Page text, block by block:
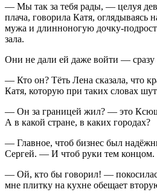
— Мы так за тебя рады, — целуя
плача, говорила Катя, оглядываясь
мужа и длинноногую дочку-подрост
зала.
Они не дали ей даже войти —
— Кто он? Тёть Лена сказала, что
Катя, которую при таких словах
— Он за границей жил? — это
А в какой стране, в каких городах?
— Главное, чтоб бизнес был
Сергей. — И чтоб руки тем концом.
— Ой, кто бы говорил! —
мне плитку на кухне обещает